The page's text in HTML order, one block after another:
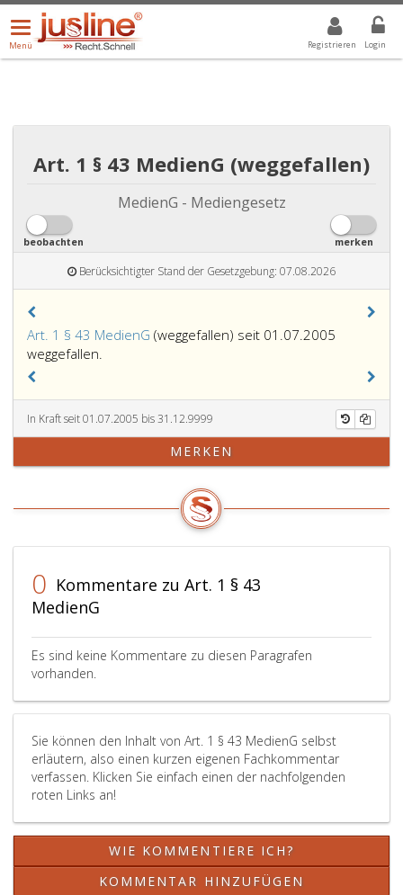
Registrieren Login
Menü
öffnen/schließen
Menü
ALLE DROPDOWN: GEWÄHLTER WERT IST ALLE
Art. 1 § 43 MedienG (weggefallen)
MedienG - Mediengesetz
beobachten merken
Berücksichtigter Stand der Gesetzgebung: 07.08.2026
Art. 1 § 43 MedienG (weggefallen) seit 01.07.2005
weggefallen.
In Kraft seit 01.07.2005 bis 31.12.9999
MERKEN
0 Kommentare zu Art. 1 § 43
MedienG
Es sind keine Kommentare zu diesen Paragrafen
vorhanden.
Sie können den Inhalt von Art. 1 § 43 MedienG selbst
erläutern, also einen kurzen eigenen Fachkommentar
verfassen. Klicken Sie einfach einen der nachfolgenden
roten Links an!
WIE KOMMENTIERE ICH?
KOMMENTAR HINZUFÜGEN